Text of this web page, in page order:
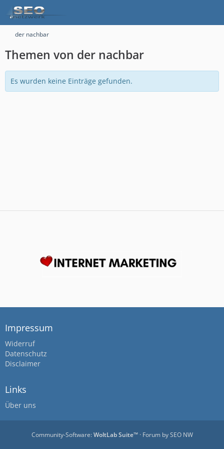
der nachbar
Themen von der nachbar
Es wurden keine Einträge gefunden.
Impressum
Widerruf
Datenschutz
Disclaimer
Links
Über uns
Community-Software:WoltLab Suite™· Forum bySEO NW